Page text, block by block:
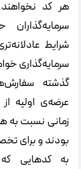
هر کد
شرایط
سرمایه‌‌‌‌‌‌‌‌‌‌‌‌‌‌‌‌‌‌‌‌‌‌‌‌‌‌‌‌‌‌‌‌‌‌‌‌‌‌‌‌‌‌‌‌‌‌‌‌‌‌‌‌‌‌‌‌‌گذاری
گذشته
عرضه‌‌‌‌‌‌‌‌‌‌‌‌‌‌‌‌‌‌‌‌‌‌‌‌‌‌‌‌‌‌‌‌‌‌‌‌‌‌‌‌‌‌‌‌‌‌‌‌‌‌‌‌‌‌‌‌‌ی اولیه
زمانی نسبت به
بودند و برای
به کدهایی